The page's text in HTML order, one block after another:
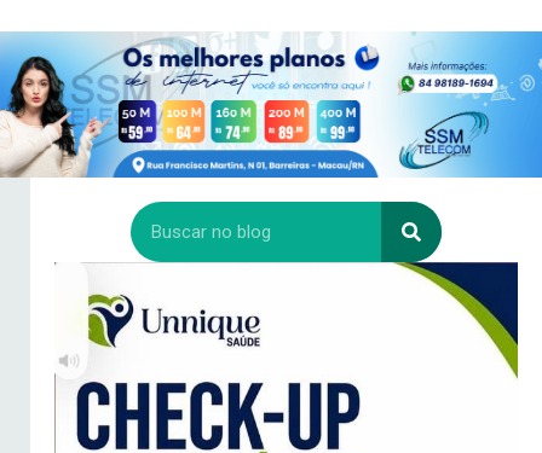
ts
A
pp
bo
ok
tt
er
y
Li
nk
ail